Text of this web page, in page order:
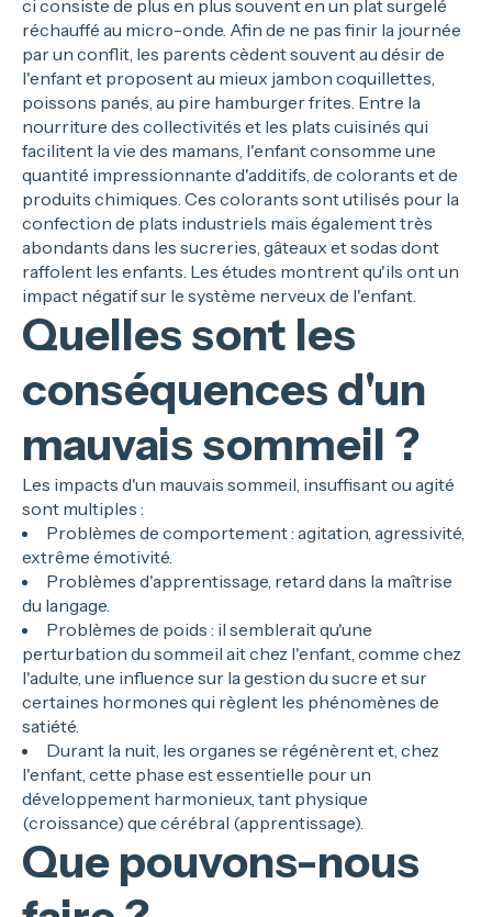
ci consiste de plus en plus souvent en un plat surgelé
réchauffé au micro-onde. Afin de ne pas finir la journée
par un conflit, les parents cèdent souvent au désir de
l'enfant et proposent au mieux jambon coquillettes,
poissons panés, au pire hamburger frites. Entre la
nourriture des collectivités et les plats cuisinés qui
facilitent la vie des mamans, l'enfant consomme une
quantité impressionnante d'additifs, de colorants et de
produits chimiques. Ces colorants sont utilisés pour la
confection de plats industriels mais également très
abondants dans les sucreries, gâteaux et sodas dont
raffolent les enfants. Les études montrent qu'ils ont un
impact négatif sur le système nerveux de l'enfant.
Quelles sont les
conséquences d'un
mauvais sommeil ?
Les impacts d'un mauvais sommeil, insuffisant ou agité
sont multiples :
Problèmes de comportement : agitation, agressivité,
extrême émotivité.
Problèmes d'apprentissage, retard dans la maîtrise
du langage.
Problèmes de poids : il semblerait qu'une
perturbation du sommeil ait chez l'enfant, comme chez
l'adulte, une influence sur la gestion du sucre et sur
certaines hormones qui règlent les phénomènes de
satiété.
Durant la nuit, les organes se régénèrent et, chez
l'enfant, cette phase est essentielle pour un
développement harmonieux, tant physique
(croissance) que cérébral (apprentissage).
Que pouvons-nous